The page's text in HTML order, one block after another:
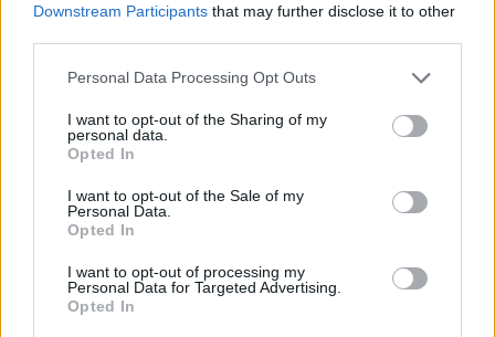
Downstream Participants that may further disclose it to other
Please note that this website/app uses one or more Google
not limited to your visit or usage behaviour. You may click to
grant or deny consent to Google and its third-party tags to
use your data for below specified purposes in below Google
consent section.
Personal Data Processing Opt Outs
I want to opt-out of the Sharing of my
personal data.
Opted In
I want to opt-out of the Sale of my
Personal Data.
Opted In
I want to opt-out of processing my
Personal Data for Targeted Advertising.
Opted In